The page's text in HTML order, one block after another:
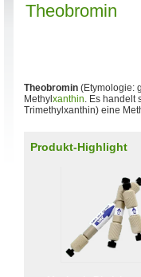
Theobromin
Theobromin (Etymologie:
Methyl xanthin. Es handelt
Trimethylxanthin) eine
Produkt-Highlight